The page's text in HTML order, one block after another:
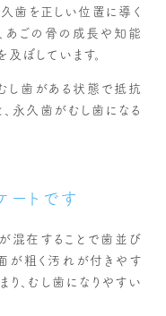
歯を正しい位置に導く
あごの骨の成長や知能
ぼしています。
し歯がある状態で抵抗
永久歯がむし歯になる
ートです
混在することで歯並び
が粗く汚れが付きやす
り、むし歯になりやすい